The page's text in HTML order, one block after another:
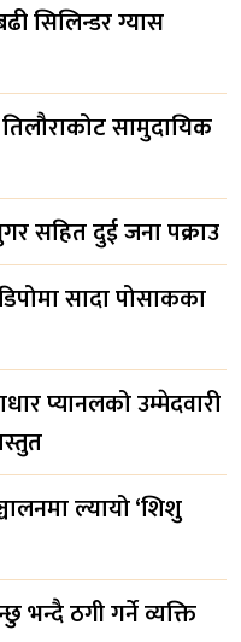
सिलिन्डर ग्यास
सामुदायिक
सहित दुई जना पक्राउ
सादा पोसाकका
प्यानलको उम्मेदवारी
ल्यायो ‘शिशु
भन्दै ठगी गर्ने व्यक्ति